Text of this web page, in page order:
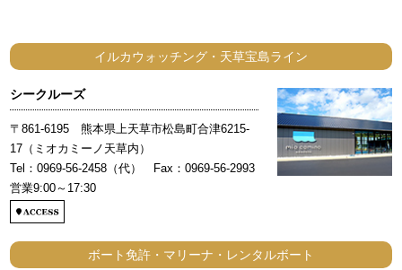
イルカウォッチング・天草宝島ライン
シークルーズ
〒861-6195 熊本県上天草市松島町合津6215-
17（ミオカミーノ天草内）
Tel：0969-56-2458（代） Fax：0969-56-2993
営業9:00～17:30
ボート免許・マリーナ・レンタルボート